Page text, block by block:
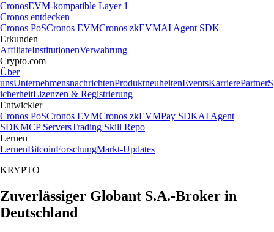
CronosEVM-kompatible Layer 1
Cronos entdecken
Cronos PoSCronos EVMCronos zkEVMAI Agent SDK
Erkunden
AffiliateInstitutionenVerwahrung
Crypto.com
Über
unsUnternehmensnachrichtenProduktneuheitenEventsKarrierePartnerS
icherheitLizenzen & Registrierung
Entwickler
Cronos PoSCronos EVMCronos zkEVMPay SDKAI Agent
SDKMCP ServersTrading Skill Repo
Lernen
LernenBitcoinForschungMarkt-Updates
KRYPTO
Zuverlässiger Globant S.A.-Broker in
Deutschland